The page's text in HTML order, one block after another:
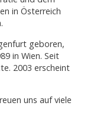
in Österreich
geboren,
in Wien. Seit
2003 erscheint
uns auf viele